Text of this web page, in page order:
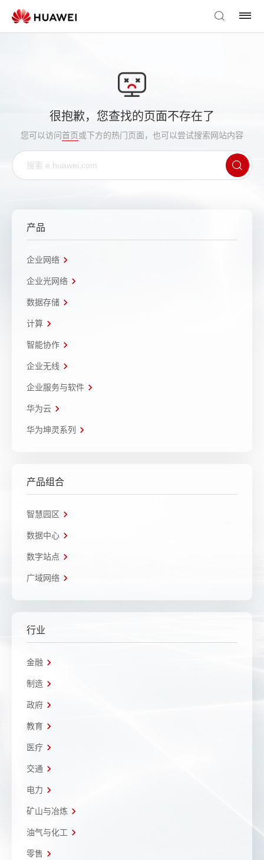
很抱歉，您查找的页面不存在了
您可以访问首页或下方的热门页面，也可以尝试搜索网站内容
产品
企业网络
企业光网络
数据存储
计算
智能协作
企业无线
企业服务与软件
华为云
华为坤灵系列
产品组合
智慧园区
数据中心
数字站点
广域网络
行业
金融
制造
政府
教育
医疗
交通
电力
矿山与冶炼
油气与化工
零售